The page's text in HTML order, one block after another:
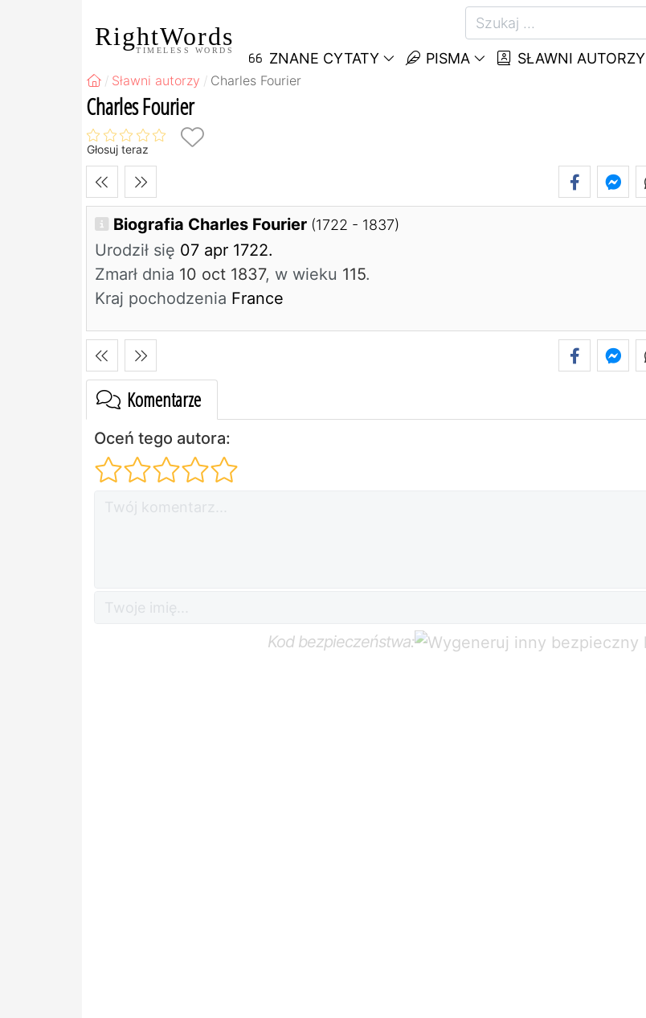
RightWords
TIMELESS WORDS ZNANE CYTATY PISMA SŁAWNI AUTORZY
Sławni autorzy Charles Fourier
Charles Fourier
Głosuj teraz
Biografia Charles Fourier (1722 - 1837)
Urodził się 07 apr 1722.
Zmarł dnia 10 oct 1837, w wieku 115.
Kraj pochodzenia France
Komentarze
Oceń tego autora:
Kod bezpieczeństwa: